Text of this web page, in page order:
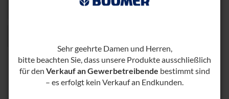
Sehr geehrte Damen und Herren,
bitte beachten Sie, dass unsere Produkte ausschließlich
für den Verkauf an Gewerbetreibende bestimmt sind
– es erfolgt kein Verkauf an Endkunden.
Sortieren nach
Sortieren nach 96 pro Seite
pro Seite